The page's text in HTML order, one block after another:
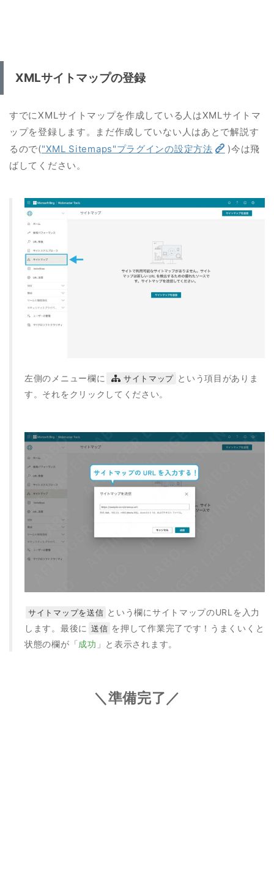
XMLサイトマップの登録
すでにXMLサイトマップを作成している人はXMLサイトマ
ップを登録します。まだ作成していない人はあとで解説す
るので("XML Sitemaps"プラグインの設定方法
)今は飛
ばしてください。
左側のメニュー欄に サイトマップ という項目がありま
す。それをクリックしてください。
サイトマップを送信 という欄にサイトマップのURLを入力
します。最後に 送信 を押して作業完了です！うまくいくと
状態の欄が「成功 」と表示されます。
＼準備完了／